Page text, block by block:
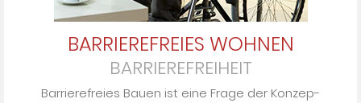
BARRIEREFREIES WOHNEN
BARRIEREFREIHEIT
Barrierefreies Bauen ist eine Fra­ge der Kon­zep­